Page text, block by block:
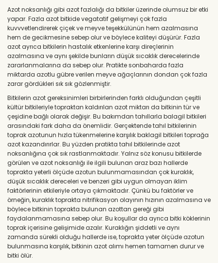
Azot noksanlığı gibi azot fazlalığı da bitkiler üzerinde olumsuz bir etki
yapar. Fazla azot bitkide vegatatif gelişmeyi çok fazla
kuvvvetlendirerek çiçek ve meyve teşekkülünün hem azalmasına
hem de gecikmesine sebep olur ve böylece kaliteyi düşürür. Fazla
azot ayrıca bitkilerin hastalık etkenlerine karşı direçlerinin
azalmasına ve aynı şekilde bunların düşük sıcaklık derecelerinde
zararlanmalarına da sebep olur. Pratikte sonbaharda fazla
miktarda azotlu gübre verilen meyve ağaçlarının dondan çok fazla
zarar gördükleri sık sık gözlenmiştir.
Bitkilerin azot gereksinimleri birbirlerinden farklı olduğundan çeşitli
kültür bitkileriyle topraktan kaldırılan azot miktarı da bitkinin tür ve
çeşidine bağlı olarak değişir. Bu bakımdan tahıllarla balagil bitkileri
arasındaki fark daha da önemlidir. Gerçektende tahıl bitkilerinin
toprak azotunun hızla tükenmelerine karşılık baklagil bitkileri toprağa
azot kazandırırlar. Bu yüzden pratikta tahıl bitkilerinde azot
noksanlığına çok sık rastlanmaktadır. Yalnız söz konusu bitkilerde
görülen ve azot noksanlığı ile ilgili bulunan araz bazı hallerde
toprakta yeterli ölçüde azotun bulunmamasından çok kuraklık,
düşük sıcaklık dereceleri ve benzeri gibi uygun olmayan iklim
faktörlerinin etkileriyle ortaya çıkmaktadır. Çünkü bu faktörler ve
örneğin, kuraklık toprakta nitrifikasyon olayının hızının azalmasına ve
böylece bitkinin toprakta bulunan azottan gereği gibi
faydalanmamasına sebep olur. Bu koşullar da ayrıca bitki köklerinin
toprak içerisine gelişimide azalır. Kuraklığın şiddetli ve aynı
zamanda sürekli olduğu hallerde ise, toprakta yeter ölçüde azotun
bulunmasına karşılık, bitkinin azot alımı hemen tamamen durur ve
bitki ölür.